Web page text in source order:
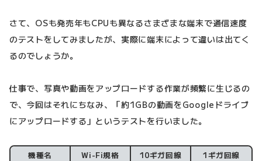
さて、OSも発売年もCPUも異なるさまざまな端末で通信速度
のテストをしてみましたが、実際に端末によって違いは出てく
るのでしょうか。
仕事で、写真や動画をアップロードする作業が頻繁に生じるの
で、今回はそれにちなみ、「約1GBの動画をGoogleドライブ
にアップロードする」というテストを行いました。
機種名 Wi-Fi規格 10ギガ回線
1ギガ回線